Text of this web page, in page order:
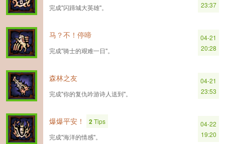
完成''闪蹄城大英雄''。
23:37
马？不！停啼
完成''骑士的艰难一日''。
04-21
20:28
森林之友
完成''你的复仇吟游诗人送到''。
04-21
23:53
爆爆平安！ 2Tips
完成''海洋的情感''。
04-22
19:20